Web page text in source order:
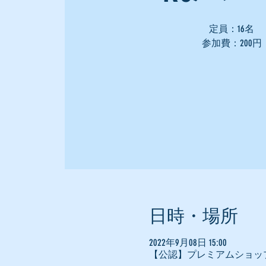
定員：16名
参加費：200円
日時・場所
2022年9月08日 15:00
【公認】プレミアムショ